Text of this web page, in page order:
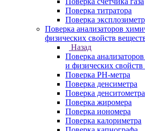
Поверка титратора
Поверка
Поверка анализаторов
физических свойств
Назад
Поверка
и физических свойств
Поверка PH-метра
Поверка денсиметра
Поверка денситометра
Поверка жиромера
Поверка иономера
Поверка калориметра